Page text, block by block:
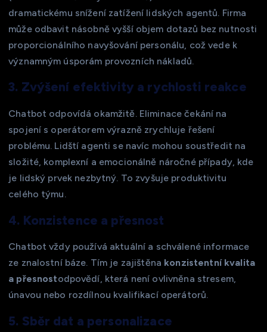
dramatickému snížení zatížení lidských agentů. Firma
může odbavit násobně vyšší objem dotazů bez nutnosti
proporcionálního navyšování personálu, což vede k
významným úsporám provozních nákladů.
3. Zvýšení efektivity a rychlosti reakce
Chatbot odpovídá okamžitě. Eliminace čekání na
spojení s operátorem výrazně zrychluje řešení
problému. Lidští agenti se navíc mohou soustředit na
složité, komplexní a emocionálně náročné případy, kde
je lidský prvek nezbytný. To zvyšuje produktivitu
celého týmu.
4. Konzistence a přesnost
Chatbot vždy používá aktuální a schválené informace
ze znalostní báze. Tím je zajištěna konzistentní kvalita
a přesnostodpovědí, která není ovlivněna stresem,
únavou nebo rozdílnou kvalifikací operátorů.
5. Sběr dat a personalizace